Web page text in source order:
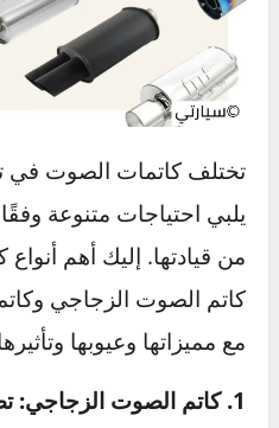
أنواع كاتمات
تختلف كاتمات الصوت في